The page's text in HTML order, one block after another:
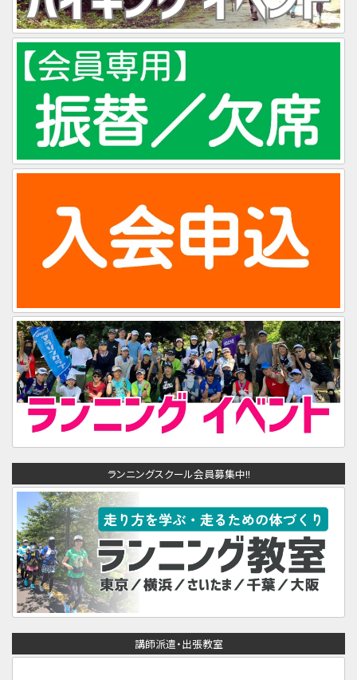
ランニングスクール会員募集中!!
講師派遣・出張教室